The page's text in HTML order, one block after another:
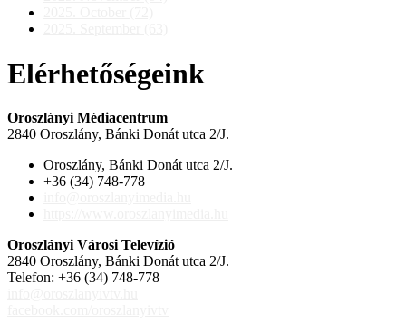
Elérhetőségeink
Oroszlányi Médiacentrum
2840 Oroszlány, Bánki Donát utca 2/J.
Oroszlány, Bánki Donát utca 2/J.
+36 (34) 748-778
Oroszlányi Városi Televízió
2840 Oroszlány, Bánki Donát utca 2/J.
Telefon: +36 (34) 748-778